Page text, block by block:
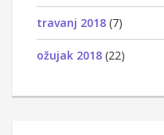
travanj 2018 (7)
ožujak 2018 (22)